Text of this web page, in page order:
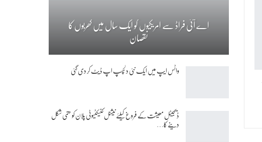
اے آئی فراڈ سے امریکیوں کو ایک سال میں کھربوں کا
نقصان
واٹس ایپ میں ایک نئی دلچسپ اپ ڈیٹ کر دی گئی
ڈیجیٹل معیشت کے فروغ کیلئے نیشنل کنیکٹیوٹی پلان کو حتمی شکل
دینے کا…